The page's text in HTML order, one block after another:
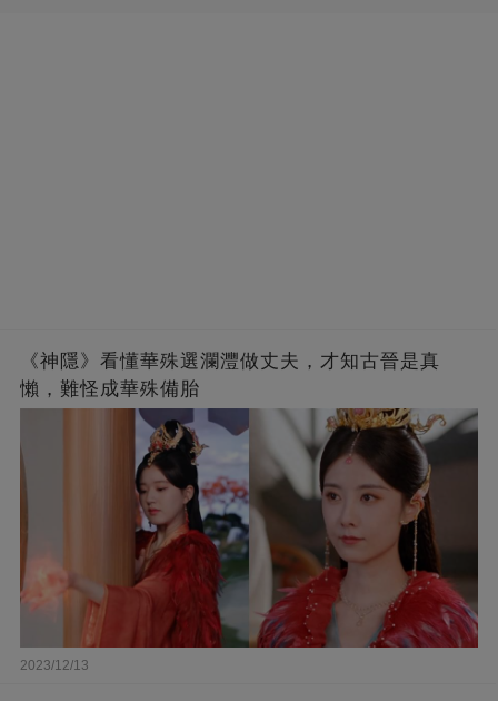
《神隱》看懂華殊選瀾灃做丈夫，才知古晉是真
懶，難怪成華殊備胎
2023/12/13